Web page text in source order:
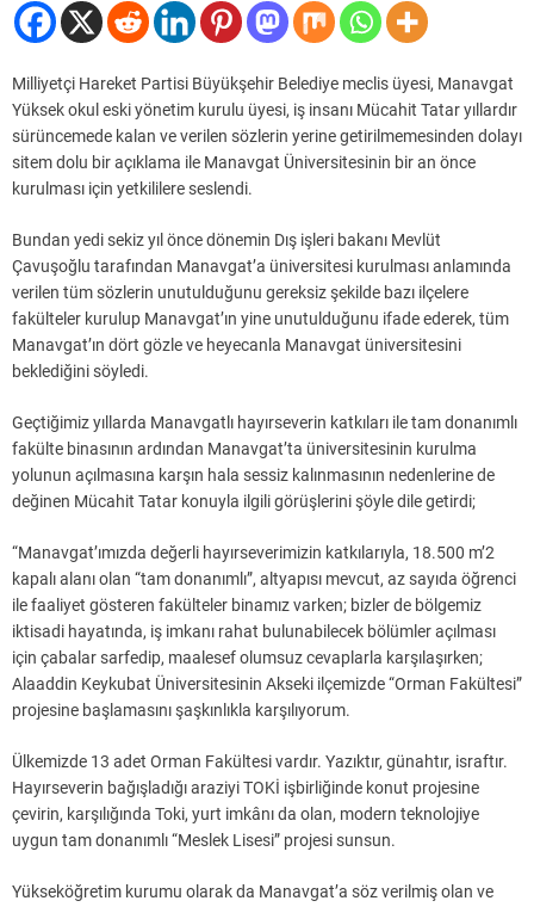
Milliyetçi Hareket Partisi Büyükşehir Belediye meclis üyesi, Manavgat
Yüksek okul eski yönetim kurulu üyesi, iş insanı Mücahit Tatar yıllardır
sürüncemede kalan ve verilen sözlerin yerine getirilmemesinden dolayı
sitem dolu bir açıklama ile Manavgat Üniversitesinin bir an önce
kurulması için yetkililere seslendi.
Bundan yedi sekiz yıl önce dönemin Dış işleri bakanı Mevlüt
Çavuşoğlu tarafından Manavgat’a üniversitesi kurulması anlamında
verilen tüm sözlerin unutulduğunu gereksiz şekilde bazı ilçelere
fakülteler kurulup Manavgat’ın yine unutulduğunu ifade ederek, tüm
Manavgat’ın dört gözle ve heyecanla Manavgat üniversitesini
beklediğini söyledi.
Geçtiğimiz yıllarda Manavgatlı hayırseverin katkıları ile tam donanımlı
fakülte binasının ardından Manavgat’ta üniversitesinin kurulma
yolunun açılmasına karşın hala sessiz kalınmasının nedenlerine de
değinen Mücahit Tatar konuyla ilgili görüşlerini şöyle dile getirdi;
“Manavgat’ımızda değerli hayırseverimizin katkılarıyla, 18.500 m’2
kapalı alanı olan “tam donanımlı”, altyapısı mevcut, az sayıda öğrenci
ile faaliyet gösteren fakülteler binamız varken; bizler de bölgemiz
iktisadi hayatında, iş imkanı rahat bulunabilecek bölümler açılması
için çabalar sarfedip, maalesef olumsuz cevaplarla karşılaşırken;
Alaaddin Keykubat Üniversitesinin Akseki ilçemizde “Orman Fakültesi”
projesine başlamasını şaşkınlıkla karşılıyorum.
Ülkemizde 13 adet Orman Fakültesi vardır. Yazıktır, günahtır, israftır.
Hayırseverin bağışladığı araziyi TOKİ işbirliğinde konut projesine
çevirin, karşılığında Toki, yurt imkânı da olan, modern teknolojiye
uygun tam donanımlı “Meslek Lisesi” projesi sunsun.
Yükseköğretim kurumu olarak da Manavgat’a söz verilmiş olan ve